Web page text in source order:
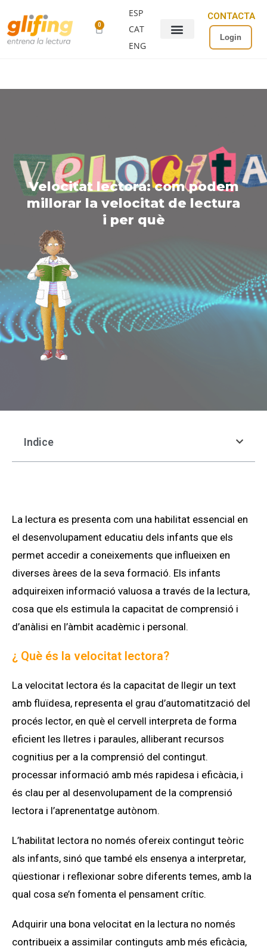
0
ESP
CAT
ENG
CONTACTA
Login
Velocitat lectora: com podem
millorar la velocitat de lectura
i per què
Indice
La lectura es presenta com una habilitat essencial en
el desenvolupament educatiu dels infants que els
permet accedir a coneixements que influeixen en
diverses àrees de la seva formació. Els infants
adquireixen informació valuosa a través de la lectura,
cosa que els estimula la capacitat de comprensió i
d’anàlisi en l’àmbit acadèmic i personal.
¿ Què és la velocitat lectora?
La velocitat lectora és la capacitat de llegir un text
amb fluïdesa, representa el grau d’automatització del
procés lector, en què el cervell interpreta de forma
eficient les lletres i paraules, alliberant recursos
cognitius per a la comprensió del contingut.
processar informació amb més rapidesa i eficàcia, i
és clau per al desenvolupament de la comprensió
lectora i l’aprenentatge autònom.
L’habilitat lectora no només ofereix contingut teòric
als infants, sinó que també els ensenya a interpretar,
qüestionar i reflexionar sobre diferents temes, amb la
qual cosa se’n fomenta el pensament crític.
Adquirir una bona velocitat en la lectura no només
contribueix a assimilar continguts amb més eficàcia,